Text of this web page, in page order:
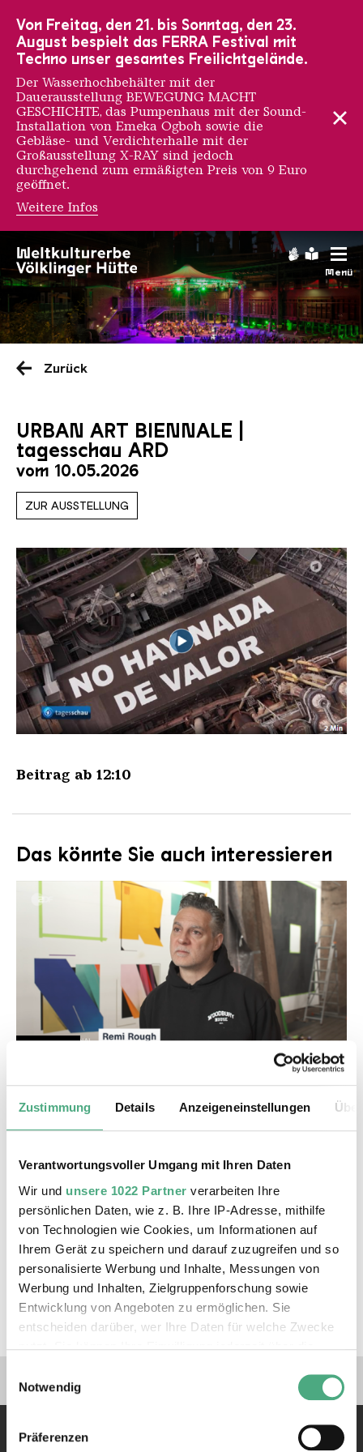
Zustimmung Details Anzeigeneinstellungen
Verantwortungsvoller Umgang mit Ihren Daten
Wir und unsere 1022 Partner verarbeiten Ihre
persönlichen Daten, wie z. B. Ihre IP-Adresse, mithilfe
von Technologien wie Cookies, um Informationen auf
Ihrem Gerät zu speichern und darauf zuzugreifen und so
personalisierte Werbung und Inhalte, Messungen von
Werbung und Inhalten, Zielgruppenforschung sowie
Entwicklung von Angeboten zu ermöglichen. Sie
entscheiden darüber, wer Ihre Daten für welche Zwecke
nutzt. Sie können Ihre Einwilligung jederzeit über die
Trigger Symbol ändern oder widerrufen
Informationen über Ihre geografische Lage erfassen,
Notwendig
Präferenzen
Menü
Saarländischen
Zurück
URBAN ART BIENNALE |
tagesschau ARD
vom 10.05.2026
ZUR AUSSTELLUNG
Beitrag ab 12:10
Das könnte Sie auch interessieren
URBAN ART BIENNALE | ZDF heute journal
SR Kultur Urban Art Biennale
VIDEO
URBAN ART BIENNALE | SR kultur
Verlinkungen zu unseren
Von Freitag, den 21. bis Sonntag, den 23.
August bespielt das FERRA Festival mit
Techno unser gesamtes Freilichtgelände.
Der Wasserhochbehälter mit der
Dauerausstellung BEWEGUNG MACHT
GESCHICHTE, das Pumpenhaus mit der Sound-
Installation von Emeka Ogboh sowie die
Gebläse- und Verdichterhalle mit der
Großausstellung X-RAY sind jedoch
durchgehend zum ermäßigten Preis von 9 Euro
geöffnet.
Weitere Infos